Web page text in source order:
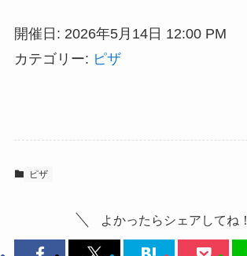
開催日: 2026年5月14日 12:00 PM
カテゴリー: ピザ
ピザ
よかったらシェアしてね！